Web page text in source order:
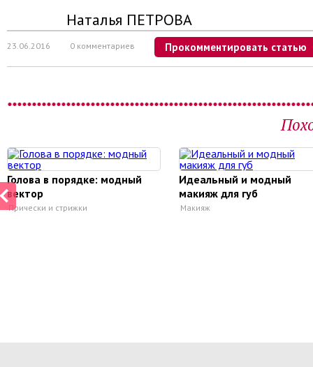
Наталья ПЕТРОВА
23.06.2016 0 комментариев Прокомментировать статью
Голова в порядке: модный
вектор
Прически и стрижки
Идеальный и модный
макияж для губ
Макияж